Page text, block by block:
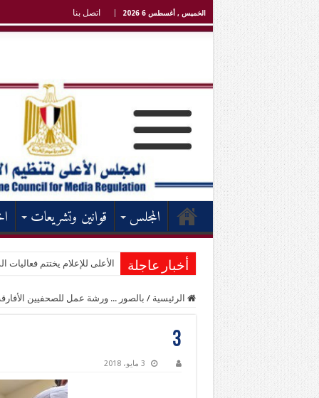
الخميس , أغسطس 6 2026 اتصل بنا
المجلس قوانين وتشريعات
أخبار عاجلة الأعلى للإعلام يختتم فعاليات
الرئيسية / بالصور ... ورشة عمل للصحفيين الأفارقة
3
3 مايو، 2018